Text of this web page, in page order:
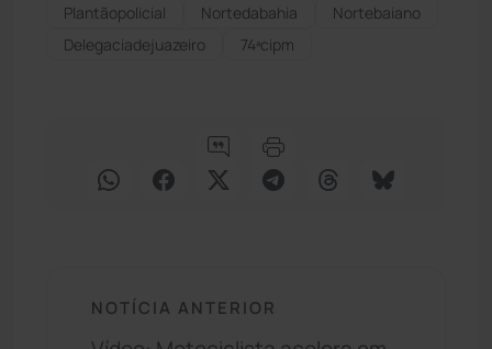
Plantãopolicial
Nortedabahia
Nortebaiano
Delegaciadejuazeiro
74ªcipm
NOTÍCIA ANTERIOR